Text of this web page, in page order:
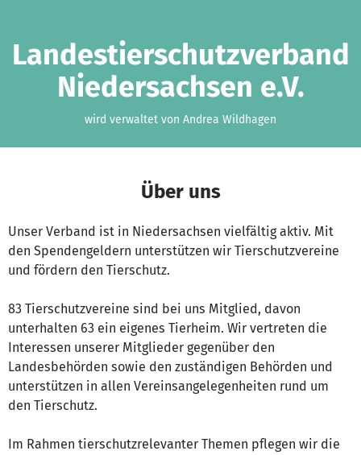
Landestierschutzverband
Niedersachsen e.V.
wird verwaltet von Andrea Wildhagen
Über uns
Unser Verband ist in Niedersachsen vielfältig aktiv. Mit
den Spendengeldern unterstützen wir Tierschutzvereine
und fördern den Tierschutz.
83 Tierschutzvereine sind bei uns Mitglied, davon
unterhalten 63 ein eigenes Tierheim. Wir vertreten die
Interessen unserer Mitglieder gegenüber den
Landesbehörden sowie den zuständigen Behörden und
unterstützen in allen Vereinsangelegenheiten rund um
den Tierschutz.
Im Rahmen tierschutzrelevanter Themen pflegen wir die